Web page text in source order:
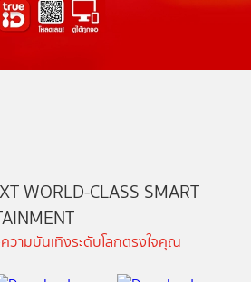
WORLD-CLASS SMART
วามบันเทิงระดับโลกตรงใจคุณ